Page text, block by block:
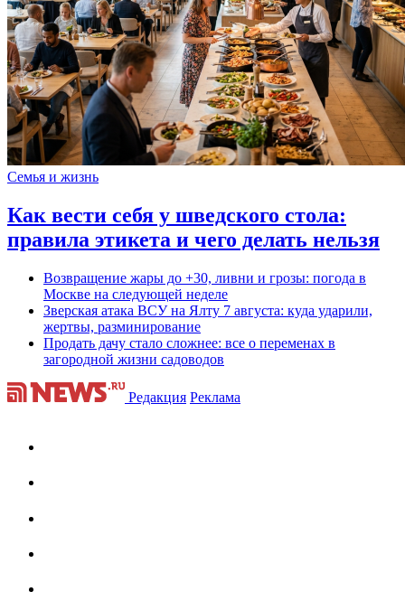
Семья и жизнь
Как вести себя у шведского стола:
правила этикета и чего делать нельзя
Возвращение жары до +30, ливни и грозы: погода в
Москве на следующей неделе
Зверская атака ВСУ на Ялту 7 августа: куда ударили,
жертвы, разминирование
Продать дачу стало сложнее: все о переменах в
загородной жизни садоводов
Редакция Реклама